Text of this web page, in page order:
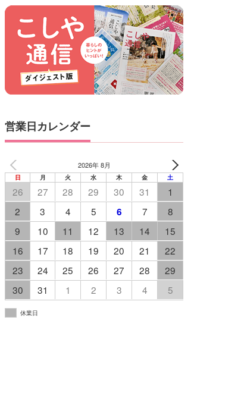
営業日カレンダー
2026年 8月
日 月 火 水 木 金 土
26 27 28 29 30 31
1
2
3 4 5 6 7
8
9
10 11 12 13 14
15
16
17 18 19 20 21
22
23
24 25 26 27 28
29
30
31 1 2 3 4 5
休業日